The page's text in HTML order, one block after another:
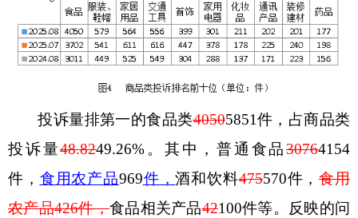
投诉量排第一的食品类40505851件，占商品类
投诉量48.8249.26% 。其中，普通食品30764154
件， 食用农产品969件，酒和饮料475570件，食用
农产品426件，食品相关产品42100件等。 反映的问